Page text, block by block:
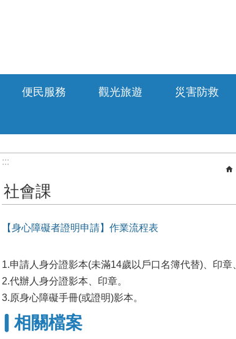
便民服務 觀光旅遊 災害防救
:::
社會課
【身心障礙者證明申請】作業流程表
1.申請人身分證影本(未滿14歲以戶口名簿代替)、印章
2.代辦人身分證影本、印章。
3.原身心障礙手冊(或證明)影本。
相關檔案